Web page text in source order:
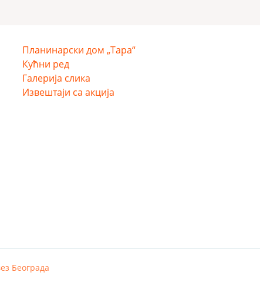
Планинарски дом „Тара“
Кућни ред
Галерија слика
Извештаји са акција
Београда